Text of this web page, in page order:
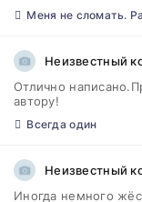
Меня не сломать.
Неизвестный
Отлично
автору!
Всегда один
Неизвестный
Иногда немного